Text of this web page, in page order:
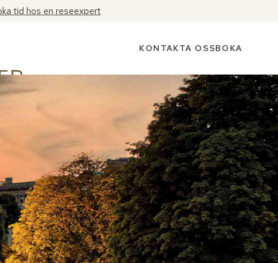
tid hos en reseexpert
KONTAKTA OSSBOKA